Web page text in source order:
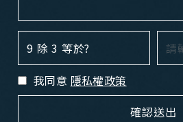
9 除 3 等於?
我同意 隱私權政策